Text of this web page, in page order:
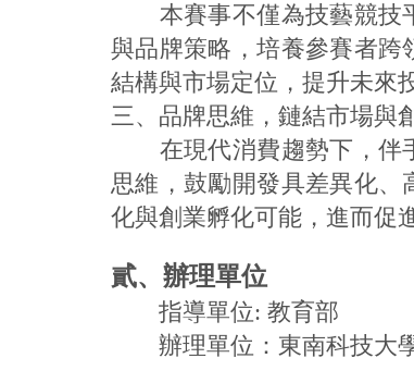
本賽事不僅為技藝競技平
與品牌策略，培養參賽者跨
結構與市場定位，提升未來
三、 品牌思維，鏈結市場與
在現代消費趨勢下，伴手
思維，鼓勵開發具差異化、
化與創業孵化可能，進而促
貳、辦理單位
指導單位: 教育部
辦理單位：東南科技大